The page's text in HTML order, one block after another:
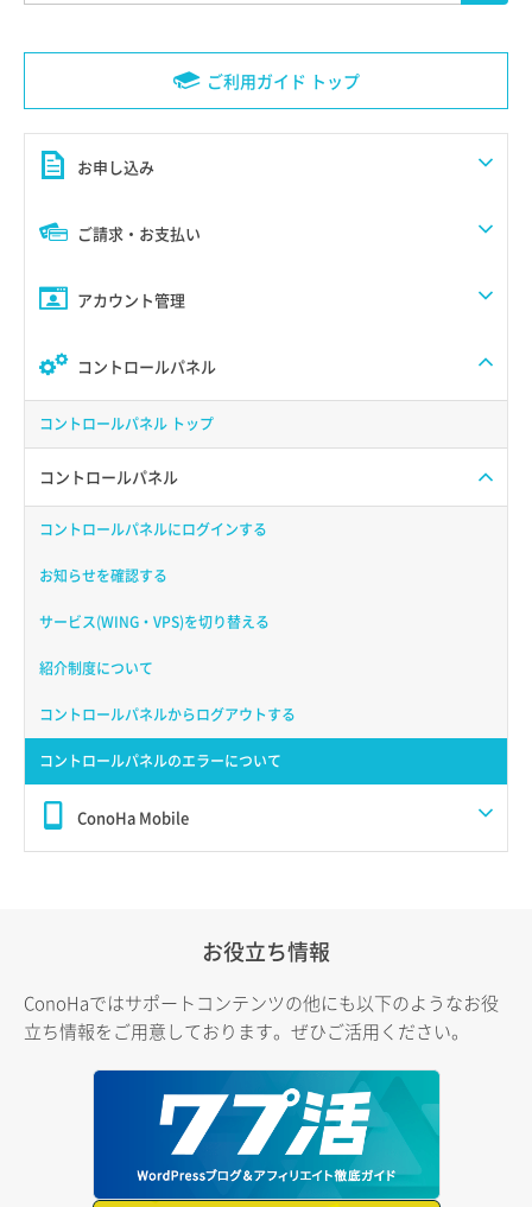
ご利用ガイド トップ
お申し込み
ご請求・お支払い
アカウント管理
コントロールパネル
コントロールパネル トップ
コントロールパネル
コントロールパネルにログインする
お知らせを確認する
サービス(WING・VPS)を切り替える
紹介制度について
コントロールパネルからログアウトする
コントロールパネルのエラーについて
ConoHa Mobile
お役立ち情報
ConoHaではサポートコンテンツの他にも以下のようなお役
立ち情報をご用意しております。ぜひご活用ください。